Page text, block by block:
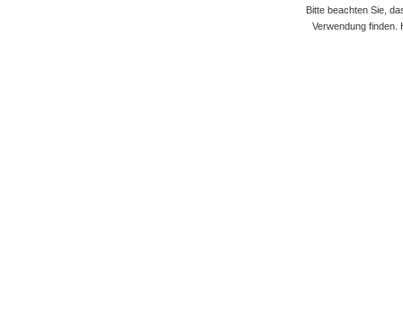
Bitte beachten Sie,
Verwendung finden.